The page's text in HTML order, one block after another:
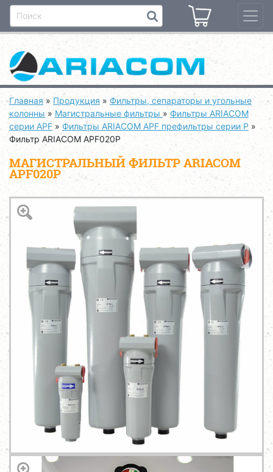
Главная » Продукция » Фильтры, сепараторы и угольные
колонны » Магистральные фильтры » Фильтры ARIACOM
серии APF » Фильтры ARIACOM APF префильтры серии P »
Фильтр ARIACOM APF020P
МАГИСТРАЛЬНЫЙ ФИЛЬТР ARIACOM
APF020P